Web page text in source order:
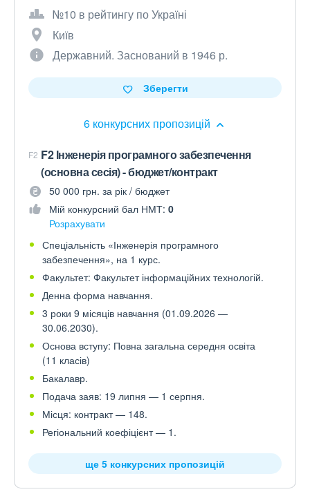
№10 в рейтингу по Україні
Київ
Державний. Заснований в 1946 р.
6 конкурсних пропозицій
Зберегти
F2 F2 Інженерія програмного забезпечення
(основна сесія) - бюджет/контракт
50 000 грн. за рік / бюджет
Мій конкурсний бал НМТ: 0
Розрахувати
Спеціальність «Інженерія програмного
забезпечення», на 1 курс.
Факультет: Факультет інформаційних технологій.
Денна форма навчання.
3 роки 9 місяців навчання (01.09.2026 —
30.06.2030).
Основа вступу: Повна загальна середня освіта
(11 класів)
Бакалавр.
Подача заяв: 19 липня — 1 серпня.
Місця: контракт — 148.
Регіональний коефіцієнт — 1.
ще 5 конкурсних пропозицій